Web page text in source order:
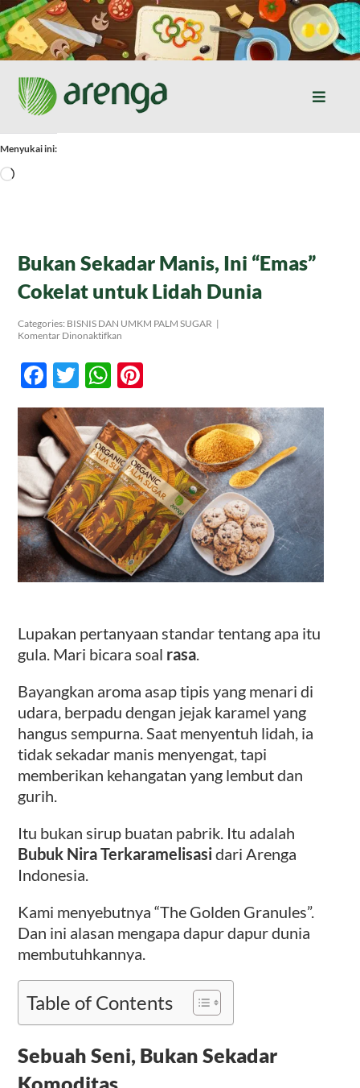
Skip
to
content
Toggle
Home
Tentang Kami
Kontak
Menyukai ini:
Memuat...
Bukan Sekadar Manis, Ini “Emas”
Cokelat untuk Lidah Dunia
Categories: BISNIS DAN UMKM PALM SUGAR |
Komentar Dinonaktifkan
Manis,
Ini
Cokelat
untuk
Lidah
Dunia
Facebook
TwitterWhatsApp
Lupakan pertanyaan standar tentang apa itu
gula. Mari bicara soal rasa.
Bayangkan aroma asap tipis yang menari di
udara, berpadu dengan jejak karamel yang
hangus sempurna. Saat menyentuh lidah, ia
tidak sekadar manis menyengat, tapi
memberikan kehangatan yang lembut dan
gurih.
Itu bukan sirup buatan pabrik. Itu adalah
Bubuk Nira Terkaramelisasidari Arenga
Indonesia.
Kami menyebutnya “The Golden Granules”.
Dan ini alasan mengapa dapur dapur dunia
membutuhkannya.
Table of Contents
Sebuah Seni, Bukan Sekadar